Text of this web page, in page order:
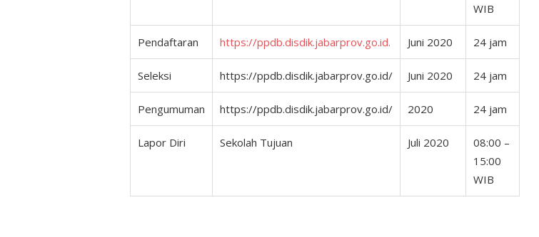
WIB
Pendaftaran https://ppdb.disdik.jabarprov.go.id. Juni 2020 24 jam
Seleksi https://ppdb.disdik.jabarprov.go.id/ Juni 2020 24 jam
Pengumuman https://ppdb.disdik.jabarprov.go.id/ 2020 24 jam
Lapor Diri Sekolah Tujuan Juli 2020
08:00 –
15:00
WIB